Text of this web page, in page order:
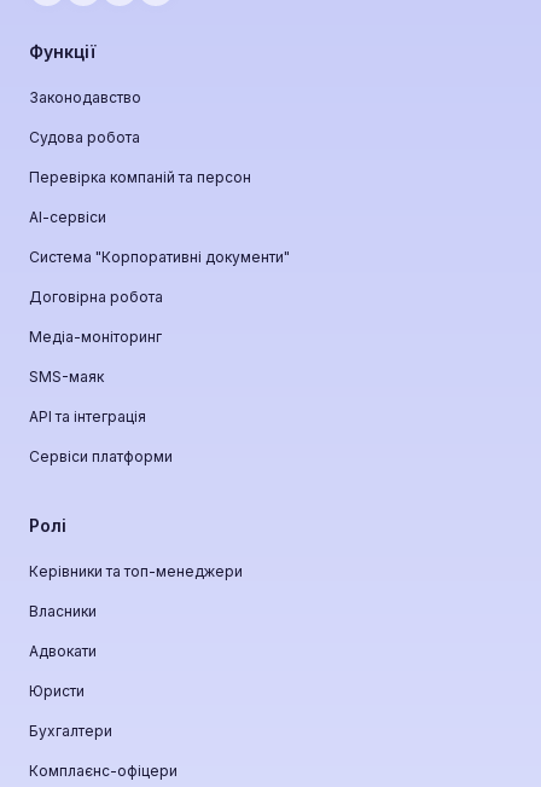
Функції
Законодавство
Судова робота
Перевірка компаній та персон
АІ-сервіси
Система "Корпоративні документи"
Договірна робота
Медіа-моніторинг
SMS-маяк
API та інтеграція
Сервіси платформи
Ролі
Керівники та топ-менеджери
Власники
Адвокати
Юристи
Бухгалтери
Комплаєнс-офіцери